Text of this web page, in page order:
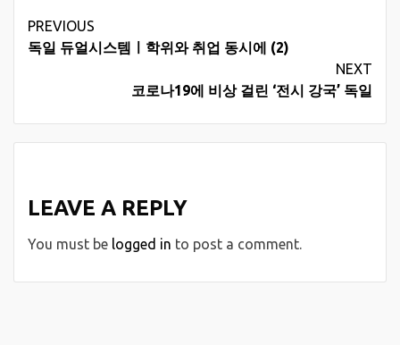
다면 아직은 비기너! 독밥
은 일자리를 찾을 수 있는
업데이트 됩니다. …
Continue
Reading
PREVIOUS
독일 듀얼시스템ㅣ학위와 취업 동시에 (2)
NEXT
코로나19에 비상 걸린 ‘전시 강국’ 독일
LEAVE A REPLY
You must be logged in to post a comment.